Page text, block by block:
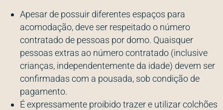
Apesar de possuir diferentes espaços para
acomodação, deve ser respeitado o número
contratado de pessoas por domo. Quaisquer
pessoas extras ao número contratado (inclusive
crianças, independentemente da idade) devem ser
confirmadas com a pousada, sob condição de
pagamento.
É expressamente proibido trazer e utilizar colchões